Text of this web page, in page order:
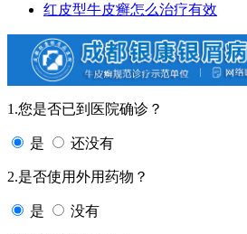
红皮型牛皮癣怎么治疗有效
1.您是否已到医院确诊？
是 还没有
2.是否使用外用药物？
是 没有